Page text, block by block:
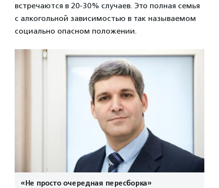
встречаются в 20-30% случаев. Это полная семья
с алкогольной зависимостью в так называемом
социально опасном положении.
«Не просто очередная пересборка»